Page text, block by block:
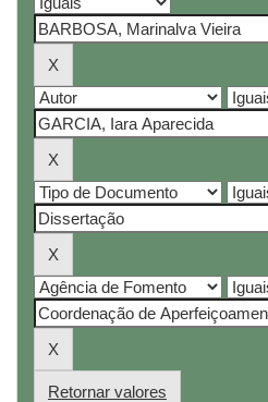
Retornar valores